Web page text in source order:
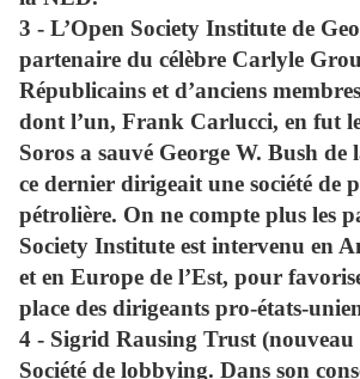
3 - L’Open Society Institute de
partenaire du célèbre Carlyle
Républicains et d’anciens
dont l’un, Frank Carlucci, en fut
Soros a sauvé George W. Bush
ce dernier dirigeait une société de
pétrolière. On ne compte plus les
Society Institute est intervenu en
et en Europe de l’Est, pour
place des dirigeants pro-états-
4 - Sigrid Rausing Trust (nouveau
Société de lobbying. Dans son